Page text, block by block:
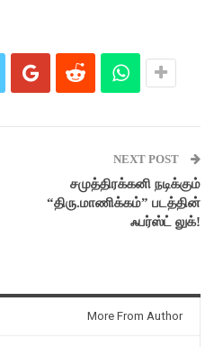
NEXT POST
சமுத்திரக்கனி நடிக்கும்
“திரு.மாணிக்கம்” படத்தின்
ஃபர்ஸ்ட் லுக்!
More From Author